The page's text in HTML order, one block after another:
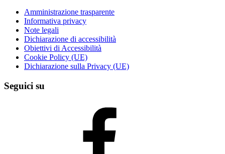
Amministrazione trasparente
Informativa privacy
Note legali
Dichiarazione di accessibilità
Obiettivi di Accessibilità
Cookie Policy (UE)
Dichiarazione sulla Privacy (UE)
Seguici su